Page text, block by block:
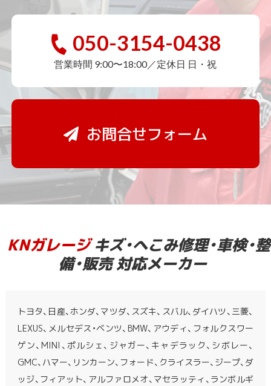
050-3154-0438
営業時間 9:00〜18:00／定休日 日・祝
お問合せフォーム
KNガレージキズ・へこみ修理・車検・整
備・販売 対応メーカー
トヨタ、日産、ホンダ、マツダ、スズキ、スバル、ダイハツ、三菱、
LEXUS、メルセデス・ベンツ、BMW、アウディ、フォルクスワー
ゲン、MINI、ポルシェ、ジャガー、キャデラック、シボレー、
GMC、ハマー、リンカーン、フォード、クライスラー、ジープ、ダ
ッジ、フィアット、アルファロメオ、マセラッティ、ランボルギ